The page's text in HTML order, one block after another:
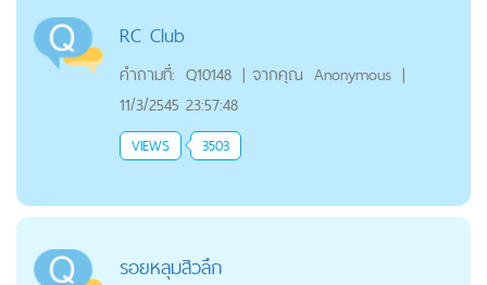
RC Club
คำถามที่: Q10148 | จากคุณ Anonymous |
11/3/2545 23:57:48
VIEWS 3503
รอยหลุมสิวลึก